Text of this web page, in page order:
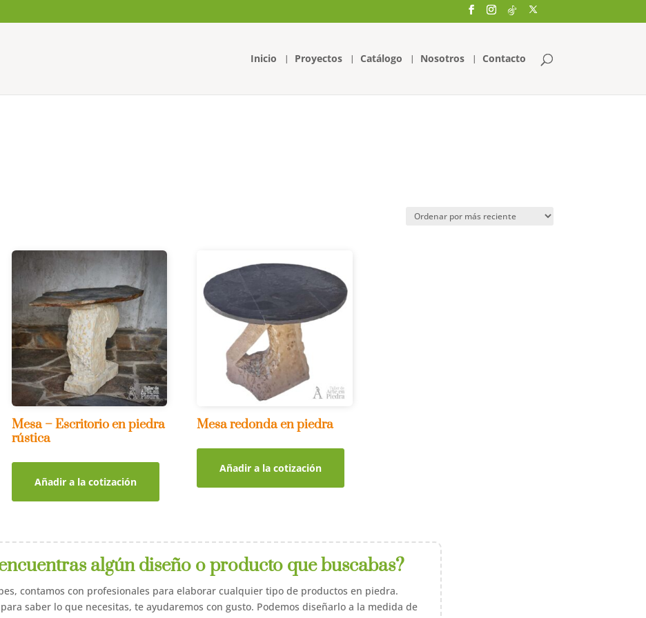
Inicio Proyectos Catálogo Nosotros Contacto
productos
Mesa – Escritorio en piedra
rústica
Añadir a la cotización
Mesa redonda en piedra
Añadir a la cotización
algún diseño o producto que buscabas?
contamos con profesionales para elaborar cualquier tipo de productos en piedra.
saber lo que necesitas, te ayudaremos con gusto. Podemos diseñarlo a la medida de